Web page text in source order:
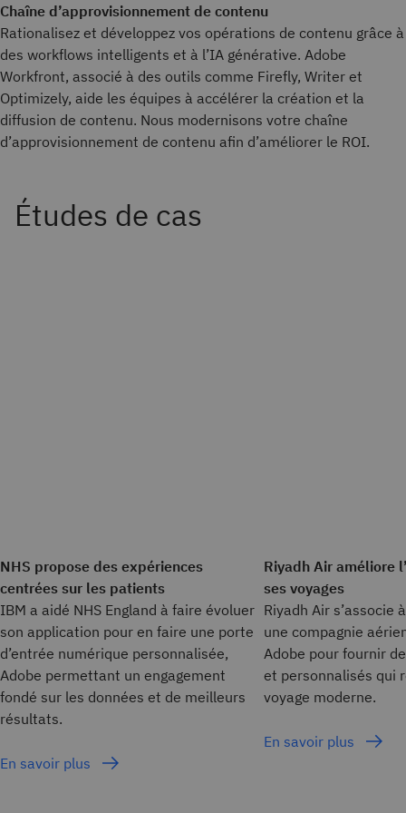
Chaîne d’approvisionnement de contenu
Rationalisez et développez vos opérations de contenu grâce à
des workflows intelligents et à l’IA générative. Adobe
Workfront, associé à des outils comme Firefly, Writer et
Optimizely, aide les équipes à accélérer la création et la
diffusion de contenu. Nous modernisons votre chaîne
d’approvisionnement de contenu afin d’améliorer le ROI.
NHS propose des expériences
centrées sur les patients
IBM a aidé NHS England à faire évoluer
son application pour en faire une porte
d’entrée numérique personnalisée,
Adobe permettant un engagement
fondé sur les données et de meilleurs
résultats.
En savoir plus
Riyadh Air améliore
ses voyages
Riyadh Air s’associe
une compagnie
Adobe pour fournir
et personnalisés qui
voyage moderne.
En savoir plus